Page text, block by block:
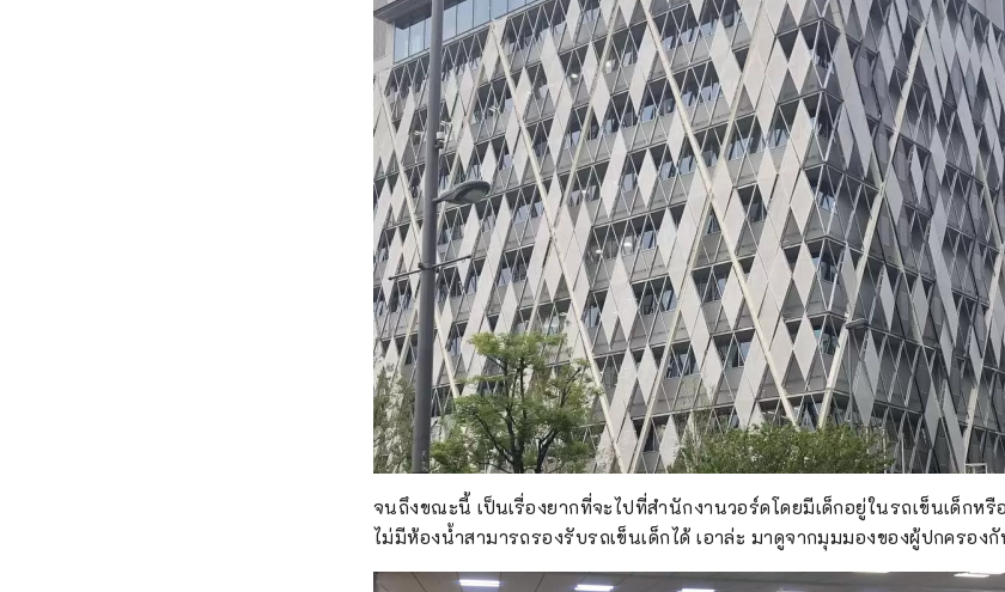
จนถึงขณะนี้ เป็นเรื่องยากที่จะไปที่สำนักงานวอร์ดโดยมีเด็กอยู่ในรถเข็นเด็กหรื
ไม่มีห้องน้ำสามารถรองรับรถเข็นเด็กได้ เอาล่ะ มาดูจากมุมมองของผู้ปกครองกั